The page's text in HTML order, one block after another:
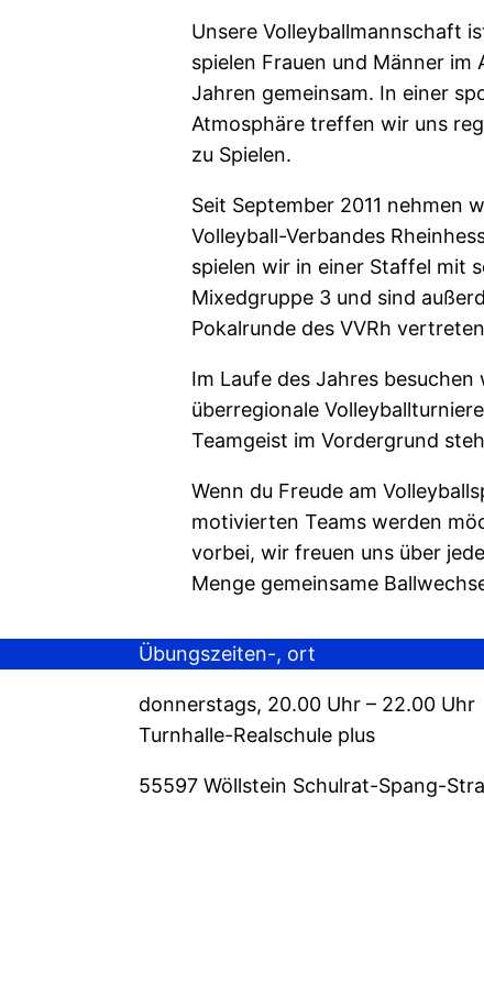
Unsere Volleyballmannschaft
spielen Frauen und Männer im
Jahren gemeinsam. In einer
Atmosphäre treffen wir uns
zu Spielen.
Seit September 2011 nehmen
Volleyball-Verbandes
spielen wir in einer Staffel mit
Mixedgruppe 3 und sind
Pokalrunde des VVRh
Im Laufe des Jahres
überregionale
Teamgeist im Vordergrund
Wenn du Freude am
motivierten Teams werden
vorbei, wir freuen uns über
Menge gemeinsame
Übungszeiten-, ort
donnerstags, 20.00 Uhr – 22.00 Uhr
Turnhalle-Realschule plus
55597 Wöllstein Schulrat-Spang-